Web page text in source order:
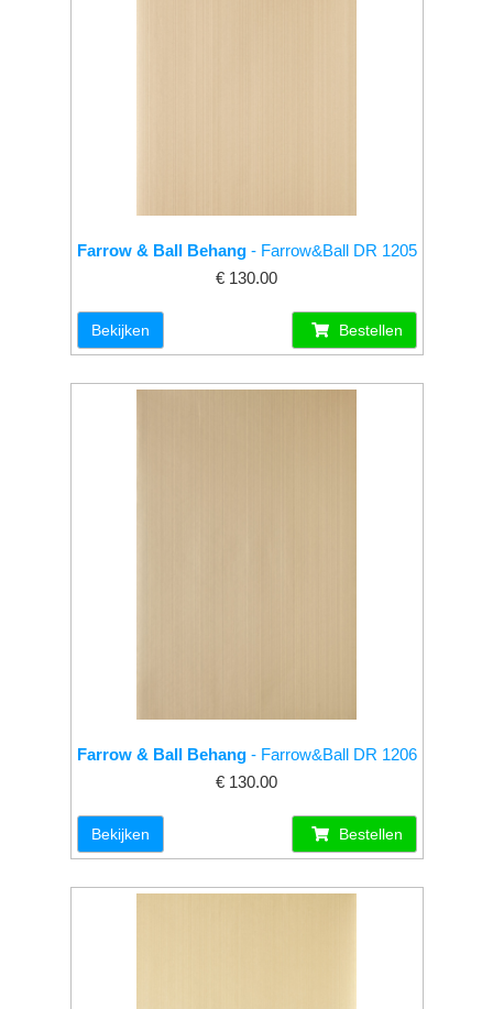
Farrow & Ball Behang- Farrow&Ball DR 1205
€ 130.00
Bekijken Bestellen
Farrow & Ball Behang- Farrow&Ball DR 1206
€ 130.00
Bekijken Bestellen